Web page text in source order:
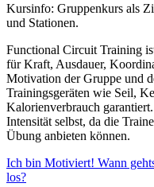
Kursinfo: Gruppenkurs als
und Stationen.
Functional Circuit Training
für Kraft, Ausdauer,
Motivation der Gruppe und
Trainingsgeräten wie Seil,
Kalorienverbrauch
Intensität selbst, da die
Übung anbieten können.
Ich bin Motiviert! Wann
los?